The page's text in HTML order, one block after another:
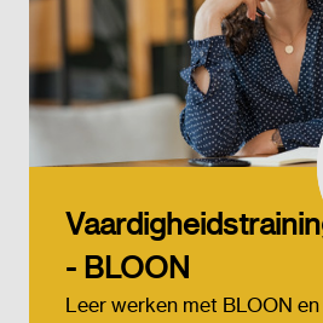
- BLOON
Leer werken met BLOON